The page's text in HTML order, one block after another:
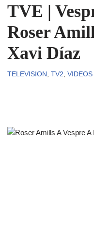
TVE |
Roser
Xavi Díaz
TELEVISION , TV2,